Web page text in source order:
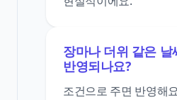
장마나 더위 같은 날
반영되나요?
조건으로 주면 반영해